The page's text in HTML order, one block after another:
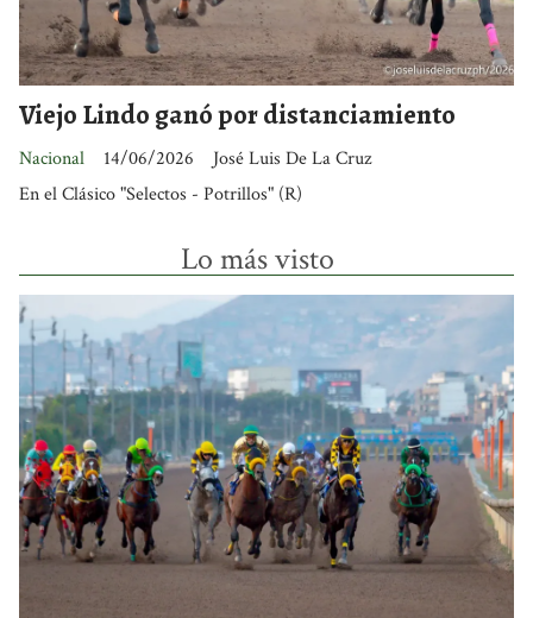
Viejo Lindo ganó por distanciamiento
José Luis De La Cruz
Nacional
14/06/2026
En el Clásico "Selectos - Potrillos" (R)
Lo más visto